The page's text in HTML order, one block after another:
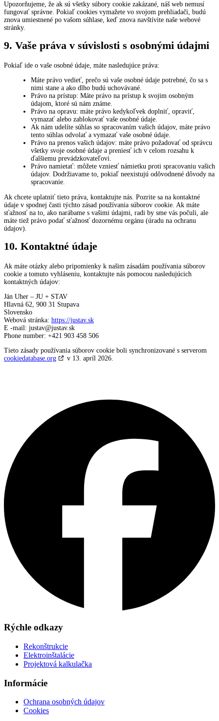
Upozorňujeme, že ak sú všetky súbory cookie zakázané, náš web nemusí
fungovať správne. Pokiaľ cookies vymažete vo svojom prehliadači, budú
znova umiestnené po vašom súhlase, keď znova navštívite naše webové
stránky.
9. Vaše práva v súvislosti s osobnými údajmi
Pokiaľ ide o vaše osobné údaje, máte nasledujúce práva:
Máte právo vedieť, prečo sú vaše osobné údaje potrebné, čo sa s
nimi stane a ako dlho budú uchovávané.
Právo na prístup: Máte právo na prístup k svojim osobným
údajom, ktoré sú nám známe.
Právo na opravu: máte právo kedykoľvek doplniť, opraviť,
vymazať alebo zablokovať vaše osobné údaje.
Ak nám udelíte súhlas so spracovaním vašich údajov, máte právo
tento súhlas odvolať a vymazať vaše osobné údaje.
Právo na prenos vašich údajov: máte právo požadovať od správcu
všetky svoje osobné údaje a preniesť ich v celom rozsahu k
ďalšiemu prevádzkovateľovi.
Právo namietať: môžete vzniesť námietku proti spracovaniu vašich
údajov. Dodržiavame to, pokiaľ neexistujú odôvodnené dôvody na
spracovanie.
Ak chcete uplatniť tieto práva, kontaktujte nás. Pozrite sa na kontaktné
údaje v spodnej časti týchto zásad používania súborov cookie. Ak máte
sťažnosť na to, ako narábame s vašimi údajmi, radi by sme vás počuli, ale
máte tiež právo podať sťažnosť dozornému orgánu (úradu na ochranu
údajov).
10. Kontaktné údaje
Ak máte otázky alebo pripomienky k našim zásadám používania súborov
cookie a tomuto vyhláseniu, kontaktujte nás pomocou nasledujúcich
kontaktných údajov:
Ján Uher – JU + STAV
Hlavná 62, 900 31 Stupava
Slovensko
Webová stránka: https://justav.sk
E -mail: justav@justav.sk
Phone number: +421 903 458 506
Tieto zásady používania súborov cookie boli synchronizované s serverom
cookiedatabase.org
v 13. apríl 2026.
Rýchle odkazy
Rekonštrukcie
Elektroinštalácie
Projektová kalkulačka
Informácie
Ochrana osobných údajov
Cookies